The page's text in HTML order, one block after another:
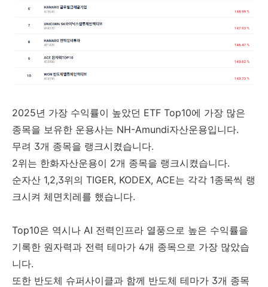
2025년 가장 수익률이 높았던 ETF Top10에 가장 많은
종목을 보유한 운용사는 NH-Amundi자산운용입니다.
무려 3개 종목을 랭크시켰습니다.
2위는 한화자산운용이 2개 종목을 랭크시켰습니다.
순자산 1,2,3위의 TIGER, KODEX, ACE는 각각 1종목씩 랭
크시켜 체면치레를 했습니다.
Top10은 역시나 AI 전력인프라 열풍으로 높은 수익률을
기록한 원자력과 전력 테마가 4개 종목으로 가장 많았습
니다.
또한 반도체 슈퍼사이클과 함께 반도체 테마가 3개 종목